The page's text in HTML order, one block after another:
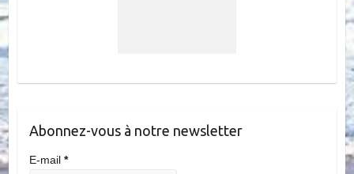
Abonnez-vous à notre newsletter
E-mail *